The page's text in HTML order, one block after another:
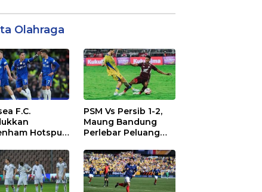
Olahraga
F.C.
Hotspur
PSM Vs Persib 1-2,
Maung Bandung
Perlebar Peluang
League